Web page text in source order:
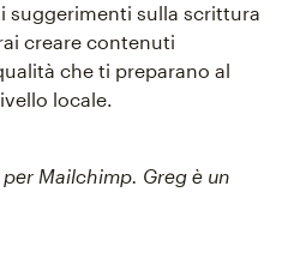
suggerimenti sulla scrittura
creare contenuti
che ti preparano al
locale.
Mailchimp. Greg è un